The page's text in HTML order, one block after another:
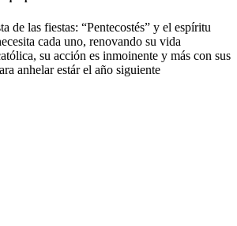
de las fiestas: “Pentecostés” y el espíritu
cada uno, renovando su vida
su acción es inmoinente y más con sus
anhelar estár el año siguiente